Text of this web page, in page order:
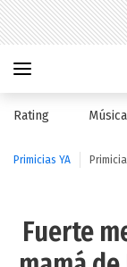
Rating Música
Primicias YA
Fuerte